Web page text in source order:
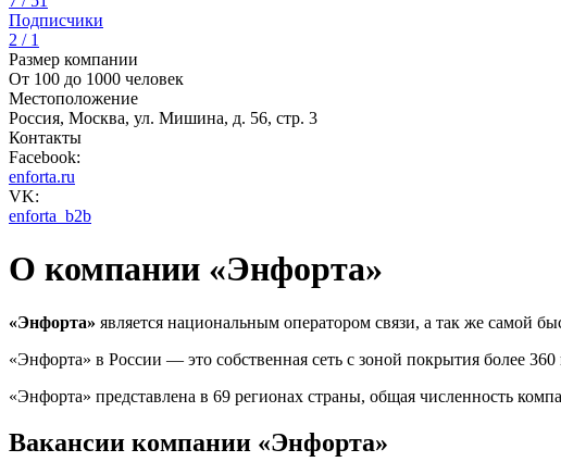
Подписчики
2 / 1
Размер компании
От 100 до 1000 человек
Местоположение
Россия, Москва, ул. Мишина, д. 56, стр. 3
Контакты
Facebook:
enforta.ru
VK:
enforta_b2b
О компании «Энфорта»
«Энфорта» является национальным оператором связи, а так же самой
«Энфорта» в России — это собственная сеть с зоной покрытия более
«Энфорта» представлена в 69 регионах страны, общая численность
Вакансии компании «Энфорта»